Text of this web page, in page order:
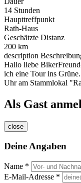
14 Stunden
Haupttreffpunkt
Rath-Haus
Geschätzte Distanz
200 km
description
Hallo liebe
ich eine Tour ins
Uhr am Stammlokal
Als Gast
close
Deine Angaben
Name *
E-Mail-Adresse *